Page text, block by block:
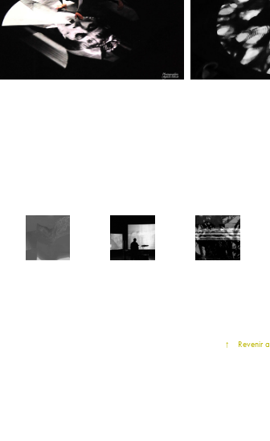
TISSER LES
LIENS
RESTES
↑ Revenir